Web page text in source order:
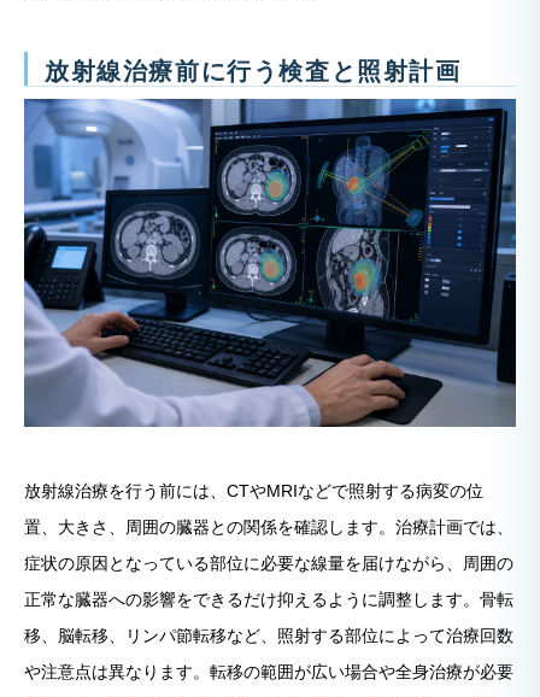
放射線治療前に行う検査と照射計画
放射線治療を行う前には、CTやMRIなどで照射する病変の位
置、大きさ、周囲の臓器との関係を確認します。治療計画では、
症状の原因となっている部位に必要な線量を届けながら、周囲の
正常な臓器への影響をできるだけ抑えるように調整します。骨転
移、脳転移、リンパ節転移など、照射する部位によって治療回数
や注意点は異なります。転移の範囲が広い場合や全身治療が必要